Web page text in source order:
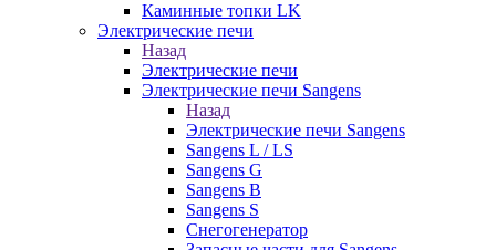
Каминные топки LK
Электрические печи
Назад
Электрические печи
Электрические печи Sangens
Назад
Электрические печи Sangens
Sangens L / LS
Sangens G
Sangens B
Sangens S
Снегогенератор